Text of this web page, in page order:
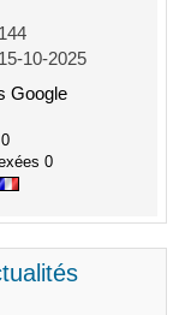
144
15-10-2025
Google
0
0